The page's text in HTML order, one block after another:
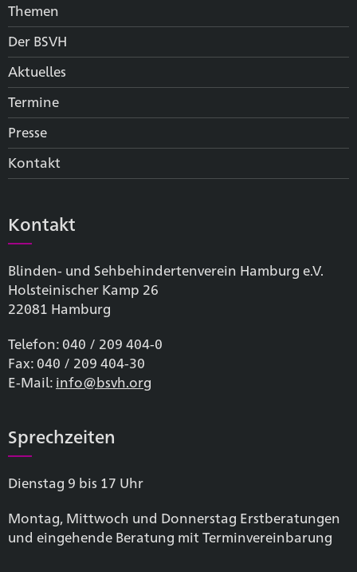
Themen
Der BSVH
Aktuelles
Termine
Presse
Kontakt
Kontakt
Blinden- und Sehbehinderten­verein Hamburg e.V.
Holsteinischer Kamp 26
22081 Hamburg
Telefon: 040 / 209 404-0
Fax: 040 / 209 404-30
E-Mail: info@bsvh.org
Sprechzeiten
Dienstag 9 bis 17 Uhr
Montag, Mittwoch und Donnerstag Erstberatungen
und eingehende Beratung mit Terminvereinbarung